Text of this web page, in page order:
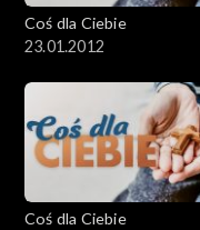
Coś dla Ciebie
23.01.2012
Coś dla Ciebie